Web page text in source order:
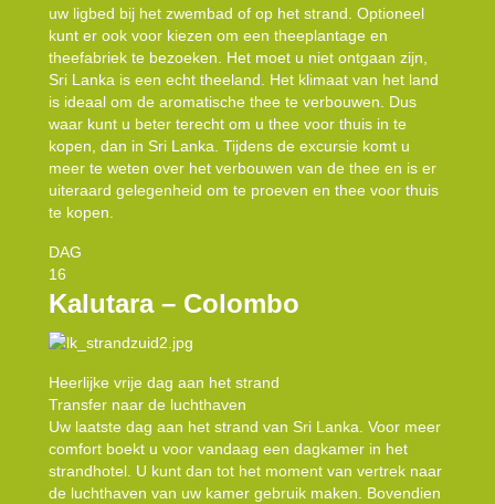
uw ligbed bij het zwembad of op het strand. Optioneel
kunt er ook voor kiezen om een theeplantage en
theefabriek te bezoeken. Het moet u niet ontgaan zijn,
Sri Lanka is een echt theeland. Het klimaat van het land
is ideaal om de aromatische thee te verbouwen. Dus
waar kunt u beter terecht om u thee voor thuis in te
kopen, dan in Sri Lanka. Tijdens de excursie komt u
meer te weten over het verbouwen van de thee en is er
uiteraard gelegenheid om te proeven en thee voor thuis
te kopen.
DAG
16
Kalutara – Colombo
Heerlijke vrije dag aan het strand
Transfer naar de luchthaven
Uw laatste dag aan het strand van Sri Lanka. Voor meer
comfort boekt u voor vandaag een dagkamer in het
strandhotel. U kunt dan tot het moment van vertrek naar
de luchthaven van uw kamer gebruik maken. Bovendien